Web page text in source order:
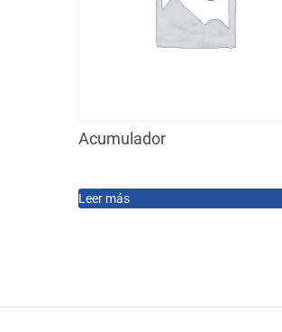
Acumulador
Leer más